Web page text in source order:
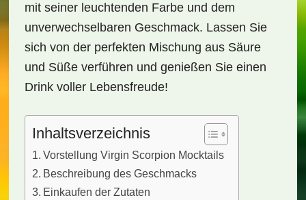
mit seiner leuchtenden Farbe und dem
unverwechselbaren Geschmack. Lassen Sie
sich von der perfekten Mischung aus Säure
und Süße verführen und genießen Sie einen
Drink voller Lebensfreude!
Inhaltsverzeichnis
Vorstellung Virgin Scorpion Mocktails
Beschreibung des Geschmacks
Einkaufen der Zutaten